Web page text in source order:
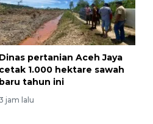
Dinas pertanian Aceh Jaya
cetak 1.000 hektare sawah
baru tahun ini
jam lalu